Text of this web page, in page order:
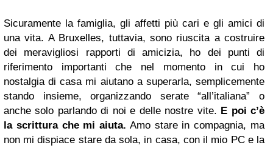
Sicuramente la famiglia, gli affetti più cari e gli amici di
una vita. A Bruxelles, tuttavia, sono riuscita a costruire
dei meravigliosi rapporti di amicizia, ho dei punti di
riferimento importanti che nel momento in cui ho
nostalgia di casa mi aiutano a superarla, semplicemente
stando insieme, organizzando serate “all’italiana” o
anche solo parlando di noi e delle nostre vite. E poi c’è
la scrittura che mi aiuta. Amo stare in compagnia, ma
non mi dispiace stare da sola, in casa, con il mio PC e la